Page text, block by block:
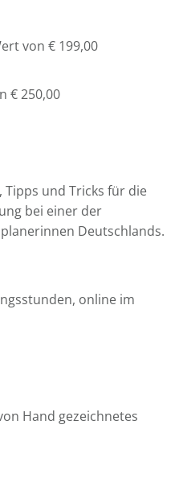
von € 199,00
€ 250,00
Tipps und Tricks für die
bei einer der
Deutschlands.
online im
Hand gezeichnetes